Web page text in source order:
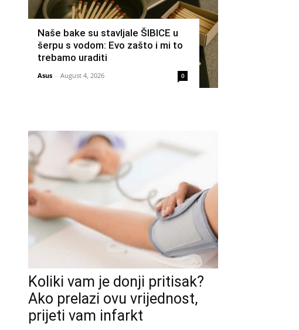
Naše bake su stavljale ŠIBICE u
šerpu s vodom: Evo zašto i mi to
trebamo uraditi
Asus - August 4, 2026 0
Koliki vam je donji pritisak?
Ako prelazi ovu vrijednost,
prijeti vam infarkt